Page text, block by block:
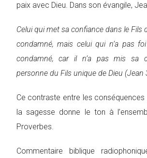
paix avec Dieu. Dans son évangile,
Celui qui met sa confiance dans le Fils
condamné, mais celui qui n’a pas
condamné, car il n’a pas mis sa
personne du Fils unique de Dieu (Jean
Ce contraste entre les
la sagesse donne le ton à
Proverbes.
Commentaire biblique